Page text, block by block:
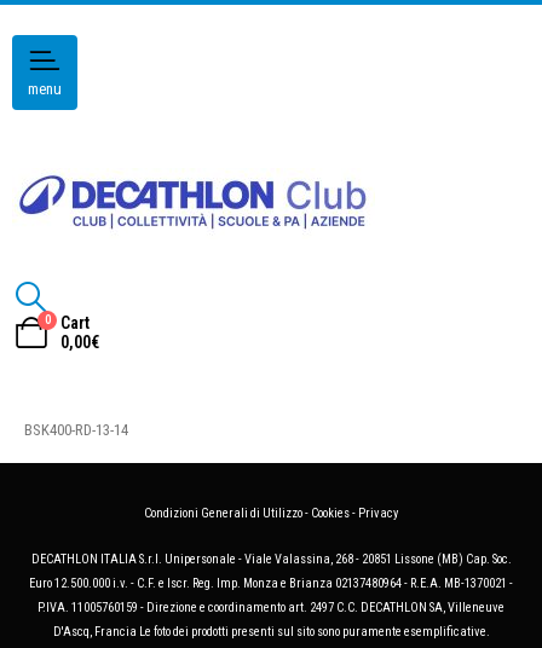
menu
0
Cart
0,00€
BSK400-RD-13-14
Condizioni Generali di Utilizzo- Cookies- Privacy
DECATHLON ITALIA S.r.l. Unipersonale - Viale Valassina, 268 - 20851 Lissone (MB) Cap. Soc.
Euro 12.500.000 i.v. - C.F. e Iscr. Reg. Imp. Monza e Brianza 02137480964 - R.E.A. MB-1370021 -
P.IVA. 11005760159 - Direzione e coordinamento art. 2497 C.C. DECATHLON SA, Villeneuve
D'Ascq, Francia Le foto dei prodotti presenti sul sito sono puramente esemplificative.